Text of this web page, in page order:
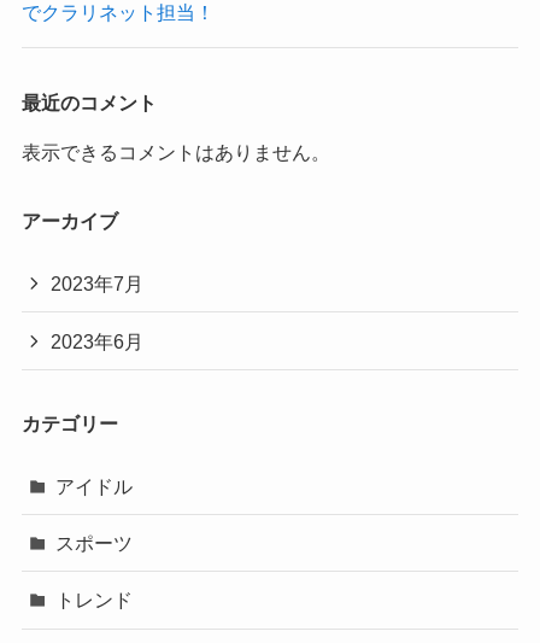
でクラリネット担当！
最近のコメント
表示できるコメントはありません。
アーカイブ
2023年7月
2023年6月
カテゴリー
アイドル
スポーツ
トレンド